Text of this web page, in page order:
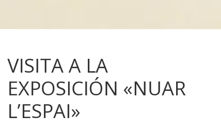
VISITA A LA
EXPOSICIÓN «NUAR
L’ESPAI»